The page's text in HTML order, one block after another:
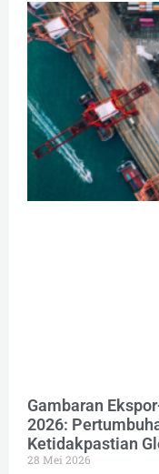
Gambaran
2026:
Ketidakpastian
28 Mei 2026